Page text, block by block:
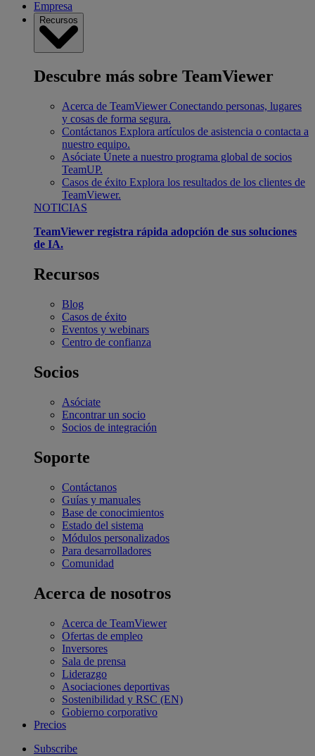
Empresa
Recursos
Descubre más sobre TeamViewer
Acerca de TeamViewer Conectando personas, lugares
y cosas de forma segura.
Contáctanos Explora artículos de asistencia o contacta a
nuestro equipo.
Asóciate Únete a nuestro programa global de socios
TeamUP.
Casos de éxito Explora los resultados de los clientes de
TeamViewer.
NOTICIAS
TeamViewer registra rápida adopción de sus soluciones
de IA.
Recursos
Blog
Casos de éxito
Eventos y webinars
Centro de confianza
Socios
Asóciate
Encontrar un socio
Socios de integración
Soporte
Contáctanos
Guías y manuales
Base de conocimientos
Estado del sistema
Módulos personalizados
Para desarrolladores
Comunidad
Acerca de nosotros
Acerca de TeamViewer
Ofertas de empleo
Inversores
Sala de prensa
Liderazgo
Asociaciones deportivas
Sostenibilidad y RSC (EN)
Gobierno corporativo
Precios
Subscribe